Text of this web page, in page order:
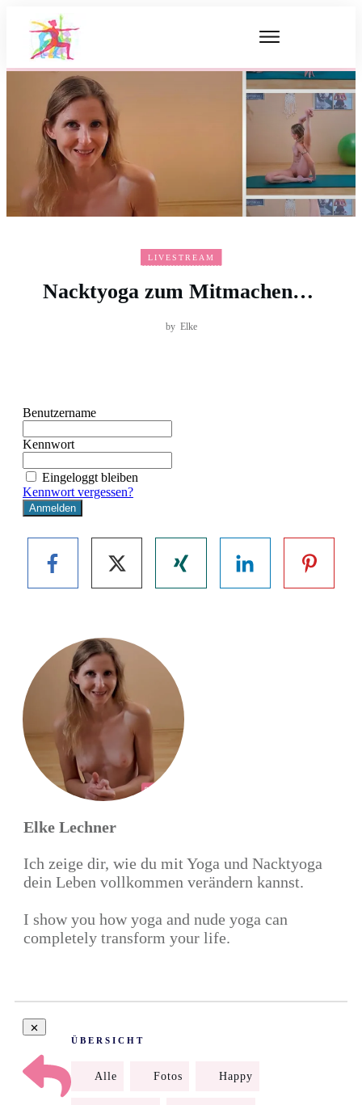
LIVESTREAM
Nacktyoga zum Mitmachen…
by Elke
Benutzername
Kennwort
Eingeloggt bleiben
Kennwort vergessen?
Elke Lechner
Ich zeige dir, wie du mit Yoga und Nacktyoga
dein Leben vollkommen verändern kannst.
I show you how yoga and nude yoga can
completely transform your life.
ÜBERSICHT
Alle Fotos Happy